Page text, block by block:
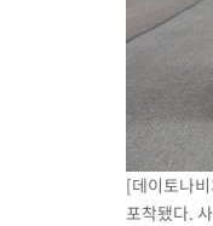
[데이토나
포착됐다.